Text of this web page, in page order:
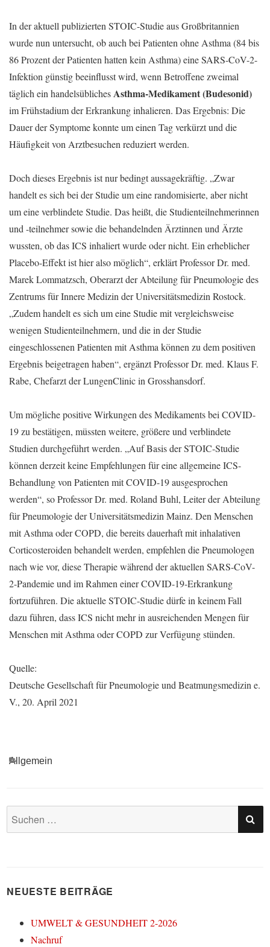
In der aktuell publizierten STOIC-Studie aus Großbritannien
wurde nun untersucht, ob auch bei Patienten ohne Asthma (84 bis
86 Prozent der Patienten hatten kein Asthma) eine SARS-CoV-2-
Infektion günstig beeinflusst wird, wenn Betroffene zweimal
täglich ein handelsüblichesAsthma-Medikament (Budesonid)
im Frühstadium der Erkrankung inhalieren. Das Ergebnis: Die
Dauer der Symptome konnte um einen Tag verkürzt und die
Häufigkeit von Arztbesuchen reduziert werden.
Doch dieses Ergebnis ist nur bedingt aussagekräftig. „Zwar
handelt es sich bei der Studie um eine randomisierte, aber nicht
um eine verblindete Studie. Das heißt, die Studienteilnehmerinnen
und -teilnehmer sowie die behandelnden Ärztinnen und Ärzte
wussten, ob das ICS inhaliert wurde oder nicht. Ein erheblicher
Placebo-Effekt ist hier also möglich“, erklärt Professor Dr. med.
Marek Lommatzsch, Oberarzt der Abteilung für Pneumologie des
Zentrums für Innere Medizin der Universitätsmedizin Rostock.
„Zudem handelt es sich um eine Studie mit vergleichsweise
wenigen Studienteilnehmern, und die in der Studie
eingeschlossenen Patienten mit Asthma können zu dem positiven
Ergebnis beigetragen haben“, ergänzt Professor Dr. med. Klaus F.
Rabe, Chefarzt der LungenClinic in Grosshansdorf.
Um mögliche positive Wirkungen des Medikaments bei COVID-
19 zu bestätigen, müssten weitere, größere und verblindete
Studien durchgeführt werden. „Auf Basis der STOIC-Studie
können derzeit keine Empfehlungen für eine allgemeine ICS-
Behandlung von Patienten mit COVID-19 ausgesprochen
werden“, so Professor Dr. med. Roland Buhl, Leiter der Abteilung
für Pneumologie der Universitätsmedizin Mainz. Den Menschen
mit Asthma oder COPD, die bereits dauerhaft mit inhalativen
Corticosteroiden behandelt werden, empfehlen die Pneumologen
nach wie vor, diese Therapie während der aktuellen SARS-CoV-
2-Pandemie und im Rahmen einer COVID-19-Erkrankung
fortzuführen. Die aktuelle STOIC-Studie dürfe in keinem Fall
dazu führen, dass ICS nicht mehr in ausreichenden Mengen für
Menschen mit Asthma oder COPD zur Verfügung stünden.
Quelle:
Deutsche Gesellschaft für Pneumologie und Beatmungsmedizin e.
V., 20. April 2021
Kategorien
Allgemein
Suchen
nach:
NEUESTE BEITRÄGE
UMWELT & GESUNDHEIT 2-2026
Nachruf